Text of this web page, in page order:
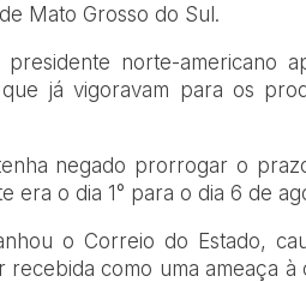
Mato Grosso do Sul.
norte-americano
já vigoravam para os
negado prorrogar o
era o dia 1° para o dia 6 de
o Correio do Estado,
recebida como uma ameaça